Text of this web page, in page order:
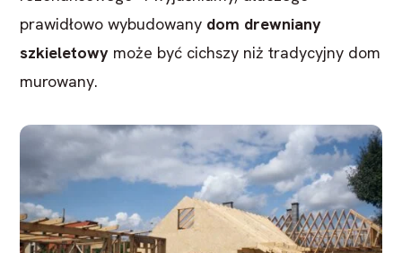
prawidłowo wybudowany dom drewniany
szkieletowy może być cichszy niż tradycyjny dom
murowany.